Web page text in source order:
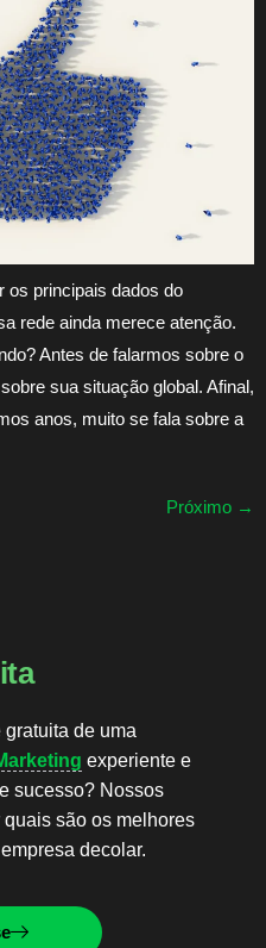
os principais dados do
rede ainda merece atenção.
Antes de falarmos sobre o
sua situação global. Afinal,
anos, muito se fala sobre a
Próximo →
de uma
experiente e
sucesso? Nossos
são os melhores
decolar.